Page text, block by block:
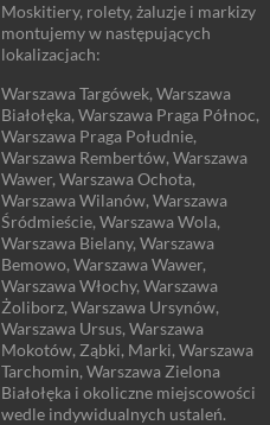
Moskitiery, rolety, żaluzje i markizy
montujemy w następujących
lokalizacjach:
Warszawa Targówek, Warszawa
Białołęka, Warszawa Praga Północ,
Warszawa Praga Południe,
Warszawa Rembertów, Warszawa
Wawer, Warszawa Ochota,
Warszawa Wilanów, Warszawa
Śródmieście, Warszawa Wola,
Warszawa Bielany, Warszawa
Bemowo, Warszawa Wawer,
Warszawa Włochy, Warszawa
Żoliborz, Warszawa Ursynów,
Warszawa Ursus, Warszawa
Mokotów, Ząbki, Marki, Warszawa
Tarchomin, Warszawa Zielona
Białołęka i okoliczne miejscowości
wedle indywidualnych ustaleń.